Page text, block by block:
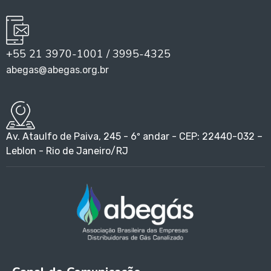
+55 21 3970-1001 / 3995-4325
abegas@abegas.org.br
Av. Ataulfo de Paiva, 245 - 6º andar - CEP: 22440-032 –
Leblon - Rio de Janeiro/RJ